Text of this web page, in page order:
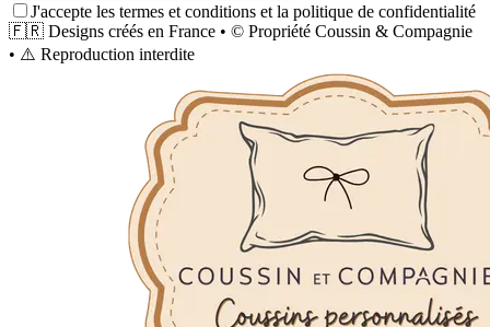
J'accepte les termes et conditions et la politique de confidentialité
🇫🇷 Designs créés en France • © Propriété Coussin & Compagnie
• ⚠️ Reproduction interdite